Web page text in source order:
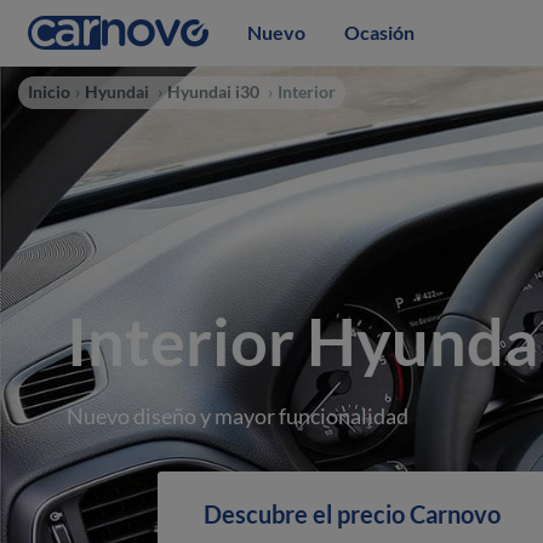
Nuevo Ocasión
Inicio Hyundai Hyundai i30 Interior
Interior
Nuevo diseño y mayor funcionalidad
Descubre el precio Carnovo